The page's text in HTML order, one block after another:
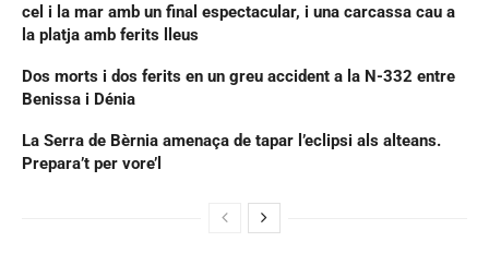
cel i la mar amb un final espectacular, i una carcassa cau a
la platja amb ferits lleus
Dos morts i dos ferits en un greu accident a la N-332 entre
Benissa i Dénia
La Serra de Bèrnia amenaça de tapar l’eclipsi als alteans.
Prepara’t per vore’l